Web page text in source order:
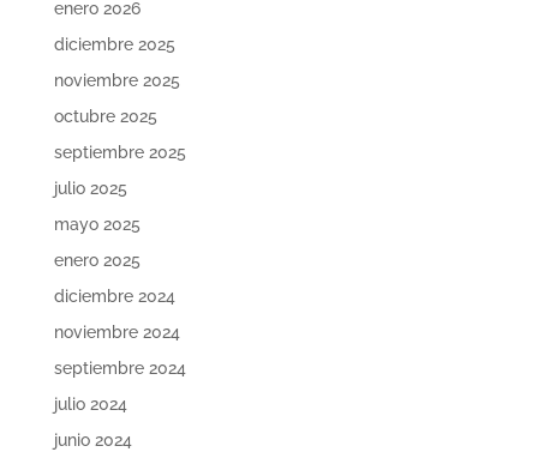
enero 2026
diciembre 2025
noviembre 2025
octubre 2025
septiembre 2025
julio 2025
mayo 2025
enero 2025
diciembre 2024
noviembre 2024
septiembre 2024
julio 2024
junio 2024